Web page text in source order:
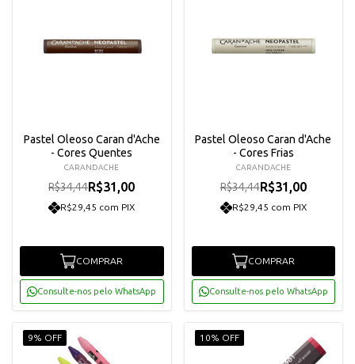
Pastel Oleoso Caran d'Ache
- Cores Quentes
CARANDACHE
R$34,44R$31,00
R$29,45 com PIX
COMPRAR
Consulte-nos pelo WhatsApp
Pastel Oleoso Caran d'Ache
- Cores Frias
CARANDACHE
R$34,44R$31,00
R$29,45 com PIX
COMPRAR
Consulte-nos pelo WhatsApp
9% OFF 10% OFF